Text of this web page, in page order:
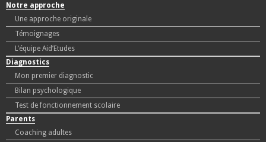
Notre approche
Une approche originale
Témoignages
L’équipe Aid’Etudes
Diagnostics
Mon premier diagnostic
Bilan psychologique
Test de fonctionnement scolaire
Parents
Coaching adultes